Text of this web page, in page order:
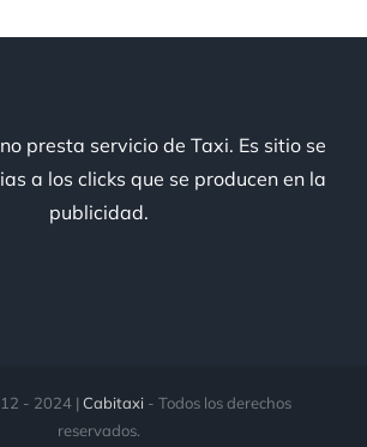
presta servicio de Taxi. Es sitio se
a los clicks que se producen en la
publicidad.
- 2024 | Cabitaxi - Todos los derechos
reservados.